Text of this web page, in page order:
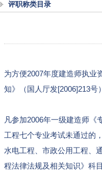
评职称类目录
为方便2007年度建造师执业
知》（国人厅发[2006]213
凡参加2006年一级建造师
工程七个专业考试未通过的
水电工程、市政公用工程、
程法律法规及相关知识》科